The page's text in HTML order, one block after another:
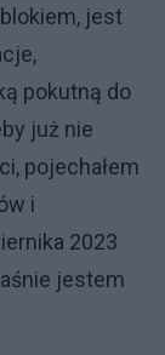
jest
pokutną do
już nie
pojechałem
i
2023
jestem